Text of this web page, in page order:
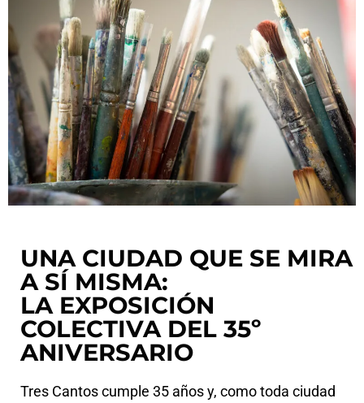
UNA CIUDAD QUE SE MIRA
A SÍ MISMA:
LA EXPOSICIÓN
COLECTIVA DEL 35º
ANIVERSARIO
Tres Cantos cumple 35 años y, como toda ciudad